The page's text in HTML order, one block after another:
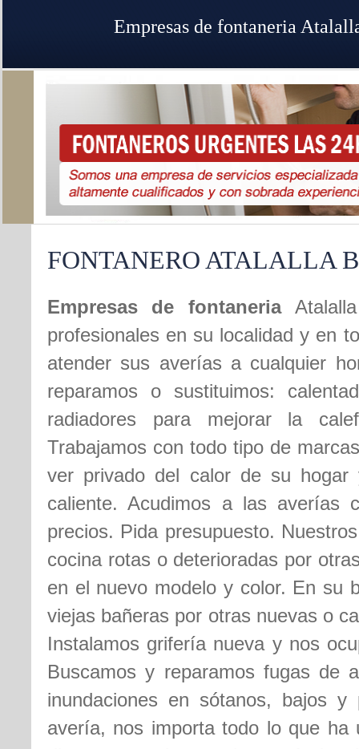
FONTANERO ATALALLA
Empresas de fontaneria
profesionales en su localidad y en
atender sus averías a cualquier
reparamos o sustituimos:
radiadores para mejorar la
Trabajamos con todo tipo de
ver privado del calor de su hogar
caliente. Acudimos a las averías
precios. Pida presupuesto.
cocina rotas o deterioradas por
en el nuevo modelo y color. En su
viejas bañeras por otras nuevas o
Instalamos grifería nueva y nos
Buscamos y reparamos fugas de
inundaciones en sótanos, bajos
avería, nos importa todo lo que
Empresas de fontaneria